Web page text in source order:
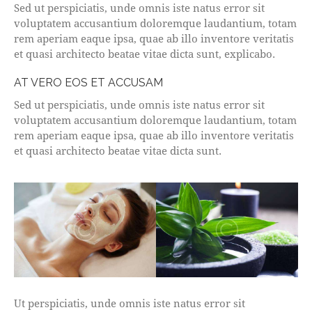
Sed ut perspiciatis, unde omnis iste natus error sit
voluptatem accusantium doloremque laudantium, totam
rem aperiam eaque ipsa, quae ab illo inventore veritatis
et quasi architecto beatae vitae dicta sunt, explicabo.
AT VERO EOS ET ACCUSAM
Sed ut perspiciatis, unde omnis iste natus error sit
voluptatem accusantium doloremque laudantium, totam
rem aperiam eaque ipsa, quae ab illo inventore veritatis
et quasi architecto beatae vitae dicta sunt.
Ut perspiciatis, unde omnis iste natus error sit